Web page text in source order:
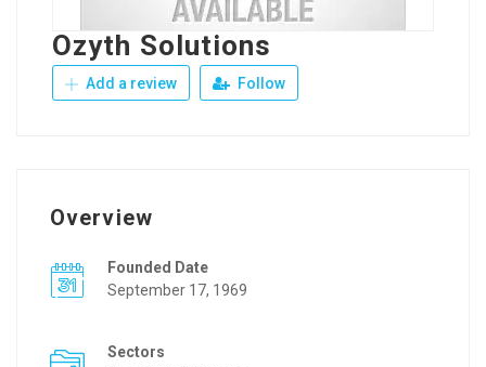
Ozyth Solutions
Add a review Follow
Overview
Founded Date
September 17, 1969
Sectors